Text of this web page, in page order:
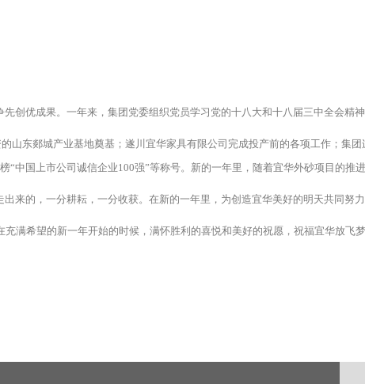
创优成果。一年来，集团党委组织党员学习党的十八大和十八届三中全会精
山东郯城产业基地奠基；遂川宜华家具有限公司完成投产前的各项工作；集
“中国上市公司诚信企业100强”等称号。新的一年里，随着宜华外砂项目的推
来的，一分耕耘，一分收获。在新的一年里，为创造宜华美好的明天共同努
满希望的新一年开始的时候，满怀胜利的喜悦和美好的祝愿，祝福宜华放飞梦